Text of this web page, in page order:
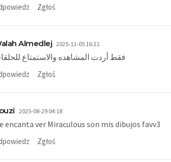
Zgłoś
Almedlej 2025-11-05 16:21
فقط أردت المشاهده والاستمتاع
Zgłoś
2025-08-29 04:18
encanta ver Miraculous son mis dibujos favv3
Zgłoś